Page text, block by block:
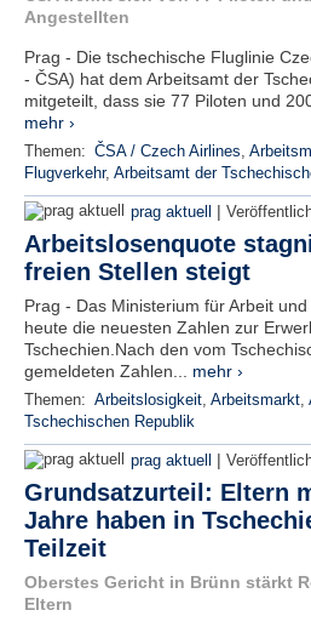
Angestellten
Prag - Die tschechische Fluglinie
- ČSA) hat dem Arbeitsamt der
mitgeteilt, dass sie 77 Piloten und
mehr ›
Themen: ČSA / Czech Airlines,
Flugverkehr, Arbeitsamt der
prag aktuell |
Arbeitslosenquote
freien Stellen steigt
Prag - Das Ministerium für Arbeit
heute die neuesten Zahlen zur
Tschechien.Nach den vom
gemeldeten Zahlen... mehr ›
Themen: Arbeitslosigkeit, Arbeitsmarkt,
Tschechischen Republik
prag aktuell |
Grundsatzurteil: Eltern
Jahre haben in
Teilzeit
Oberstes Gericht in Brünn stärkt
Eltern